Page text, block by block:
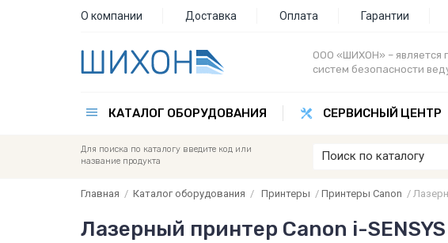
О компании Доставка Оплата Гарантии
ООО «ШИХОН» – является
систем безопасности
КАТАЛОГ ОБОРУДОВАНИЯ СЕРВИСНЫЙ ЦЕНТР
Для поиска по каталогу введите код или
название продукта
Главная / Каталог оборудования / Принтеры / Принтеры Canon /
Лазерный принтер Canon i-